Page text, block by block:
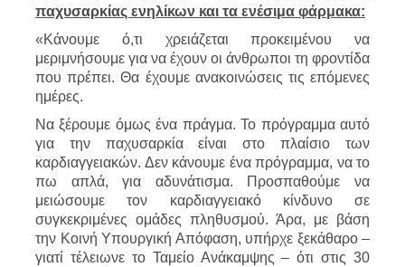
παχυσαρκίας ενηλίκων και τα ενέσιμα φάρμακα:
«Κάνουμε ό,τι χρειάζεται προκειμένου να
μεριμνήσουμε για να έχουν οι άνθρωποι τη φροντίδα
που πρέπει. Θα έχουμε ανακοινώσεις τις επόμενες
ημέρες.
Να ξέρουμε όμως ένα πράγμα. Το πρόγραμμα αυτό
για την παχυσαρκία είναι στο πλαίσιο των
καρδιαγγειακών. Δεν κάνουμε ένα πρόγραμμα, να το
πω απλά, για αδυνάτισμα. Προσπαθούμε να
μειώσουμε τον καρδιαγγειακό κίνδυνο σε
συγκεκριμένες ομάδες πληθυσμού. Άρα, με βάση
την Κοινή Υπουργική Απόφαση, υπήρχε ξεκάθαρο –
γιατί τέλειωνε το Ταμείο Ανάκαμψης – ότι στις 30